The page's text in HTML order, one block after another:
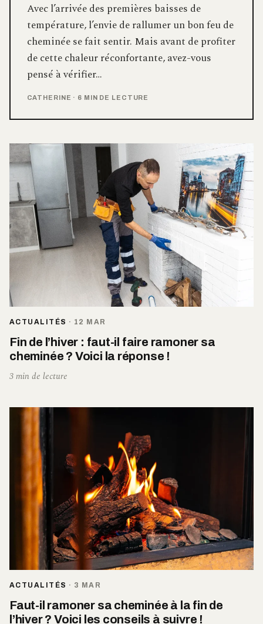
Avec l’arrivée des premières baisses de
température, l’envie de rallumer un bon feu de
cheminée se fait sentir. Mais avant de profiter
de cette chaleur réconfortante, avez-vous
pensé à vérifier…
CATHERINE · 6 MIN DE LECTURE
ACTUALITÉS · 12 MAR
Fin de l’hiver : faut-il faire ramoner sa
cheminée ? Voici la réponse !
3 min de lecture
ACTUALITÉS · 3 MAR
Faut-il ramoner sa cheminée à la fin de
l’hiver ? Voici les conseils à suivre !